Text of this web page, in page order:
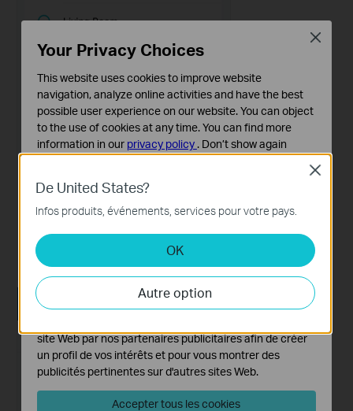
De United States?
Infos produits, événements, services pour votre pays.
OK
Autre option
Close
Your Privacy Choices
This website uses cookies to improve website
navigation, analyze online activities and have the best
possible user experience on our website. You can object
to the use of cookies at any time. You can find more
information in our privacy policy . Don’t show again
Ces cookies sont nécessaires au fonctionnement du
site Web et ne peuvent pas être désactivés dans vos
systèmes.
Cookies d'analyse et marketing
Les cookies d'analyse nous permettent d'analyser vos
activités sur notre site Web pour améliorer et ajuster les
fonctionnalités de notre site Web.
site Web par nos partenaires publicitaires afin de créer
un profil de vos intérêts et pour vous montrer des
publicités pertinentes sur d'autres sites Web.
Accepter tous les cookies
Close